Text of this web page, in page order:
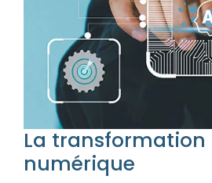
La transformation
numérique